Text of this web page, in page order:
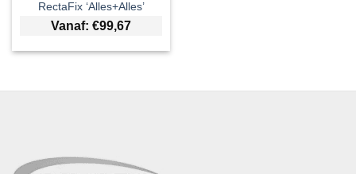
RectaFix ‘Alles+Alles’
Vanaf: €99,67